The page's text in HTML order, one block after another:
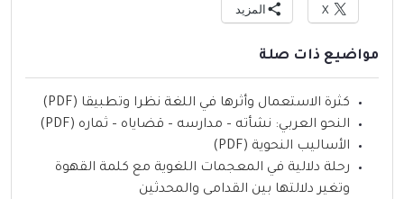
X المزيد
مواضيع ذات صلة
كثرة الاستعمال وأثرها في اللغة نظرا وتطبيقا (PDF)
النحو العربي: نشأته – مدارسه – قضاياه – ثماره (PDF)
الأساليب النحوية (PDF)
رحلة دلالية في المعجمات اللغوية مع كلمة القهوة
وتغير دلالتها بين القدامى والمحدثين